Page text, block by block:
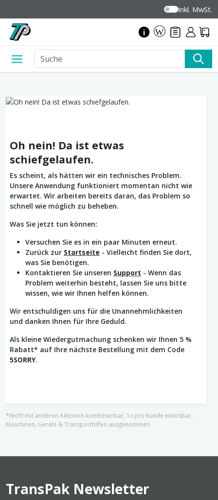
inkl. MwSt.
Oh nein! Da ist etwas
schiefgelaufen.
Es scheint, als hätten wir ein technisches Problem.
Unsere Anwendung funktioniert momentan nicht wie
erwartet. Wir arbeiten bereits daran, das Problem so
schnell wie möglich zu beheben.
Was Sie jetzt tun können:
Versuchen Sie es in ein paar Minuten erneut.
Zurück zur Startseite - Vielleicht finden Sie dort,
was Sie benötigen.
Kontaktieren Sie unseren Support - Wenn das
Problem weiterhin besteht, lassen Sie uns bitte
wissen, wie wir Ihnen helfen können.
Wir entschuldigen uns für die Unannehmlichkeiten
und danken Ihnen für Ihre Geduld.
Als kleine Wiedergutmachung schenken wir Ihnen 5 %
Rabatt* auf Ihre nächste Bestellung mit dem Code
5SORRY.
*Nicht mit anderen Aktionen kombinierbar, 1x pro Kunde einlösbar,
Maschinen, Geräte & Transporthilfen ausgenommen.
TransPak Newsletter